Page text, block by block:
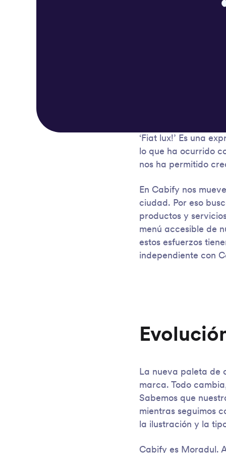
‘Fiat lux!’ Es una
lo que ha ocurrido
nos ha permitido
En Cabify nos
ciudad. Por eso
productos y
menú accesible de
estos esfuerzos
independiente con
La nueva paleta de
marca. Todo
Sabemos que
mientras seguimos
la ilustración y la
Cabify es Moradul.